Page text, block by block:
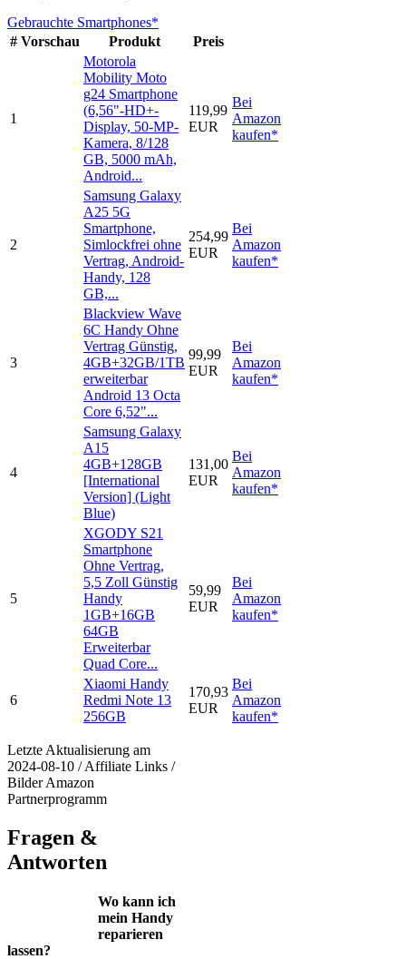
Gebrauchte Smartphones*
# Vorschau Produkt Preis
1
Motorola
Mobility Moto
g24 Smartphone
(6,56"-HD+-
Display, 50-MP-
Kamera, 8/128
GB, 5000 mAh,
Android...
119,99
EUR
Bei
Amazon
kaufen*
2
Samsung Galaxy
A25 5G
Smartphone,
Simlockfrei ohne
Vertrag, Android-
Handy, 128
GB,...
254,99
EUR
Bei
Amazon
kaufen*
3
Blackview Wave
6C Handy Ohne
Vertrag Günstig,
4GB+32GB/1TB
erweiterbar
Android 13 Octa
Core 6,52"...
99,99
EUR
Bei
Amazon
kaufen*
4
Samsung Galaxy
A15
4GB+128GB
[International
Version] (Light
Blue)
131,00
EUR
Bei
Amazon
kaufen*
5
XGODY S21
Smartphone
Ohne Vertrag,
5,5 Zoll Günstig
Handy
1GB+16GB
64GB
Erweiterbar
Quad Core...
59,99
EUR
Bei
Amazon
kaufen*
6
Xiaomi Handy
Redmi Note 13
256GB
170,93
EUR
Bei
Amazon
kaufen*
Letzte Aktualisierung am
2024-08-10 / Affiliate Links /
Bilder Amazon
Partnerprogramm
Fragen &
Antworten
Wo kann ich
mein Handy
reparieren
lassen?